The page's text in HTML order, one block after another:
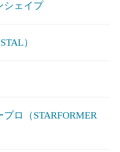
シェイプ
）
ロ（STARFORMER